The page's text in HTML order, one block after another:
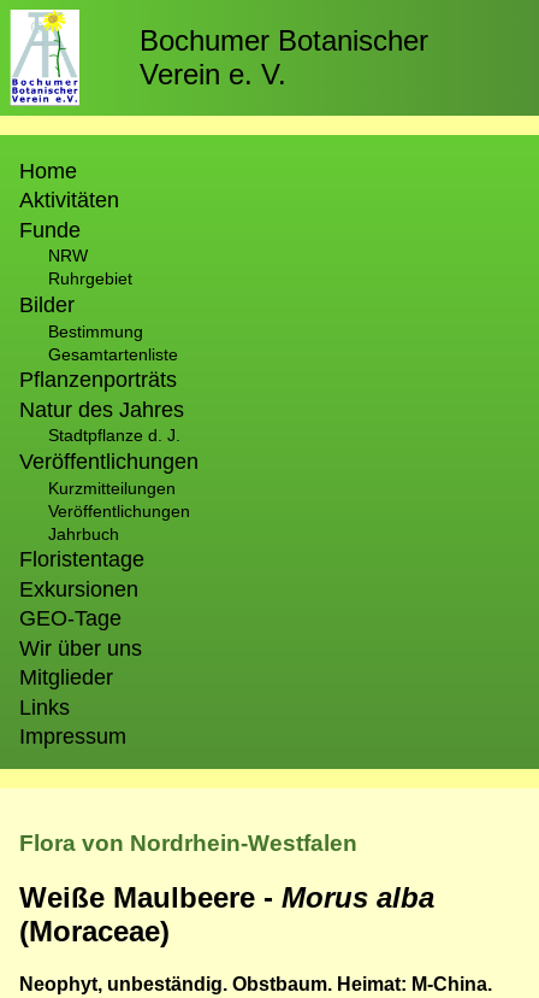
Direkt
zum
Inhalt
Bochumer Botanischer
Verein e. V.
Home
Aktivitäten
Funde
NRW
Ruhrgebiet
Bilder
Bestimmung
Gesamtartenliste
Pflanzenporträts
Natur des Jahres
Stadtpflanze d. J.
Veröffentlichungen
Kurzmitteilungen
Veröffentlichungen
Jahrbuch
Floristentage
Exkursionen
GEO-Tage
Wir über uns
Mitglieder
Links
Impressum
Flora von Nordrhein-Westfalen
Weiße Maulbeere - Morus alba
(Moraceae)
Neophyt, unbeständig. Obstbaum. Heimat: M-China.